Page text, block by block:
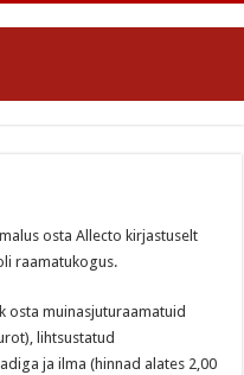
osta Allecto kirjastuselt
raamatukogus.
osta muinasjuturaamatuid
lihtsustatud
ja ilma (hinnad alates 2,00